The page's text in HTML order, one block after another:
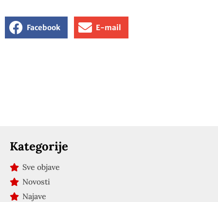
Facebook E-mail
Kategorije
Sve objave
Novosti
Najave